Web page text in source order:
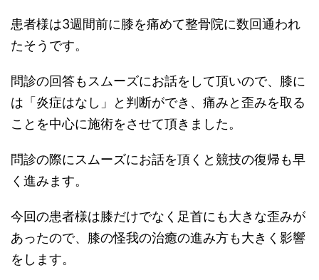
患者様は3週間前に膝を痛めて整骨院に数回通われ
たそうです。
問診の回答もスムーズにお話をして頂いので、膝に
は「炎症はなし」と判断ができ、痛みと歪みを取る
ことを中心に施術をさせて頂きました。
問診の際にスムーズにお話を頂くと競技の復帰も早
く進みます。
今回の患者様は膝だけでなく足首にも大きな歪みが
あったので、膝の怪我の治癒の進み方も大きく影響
をします。